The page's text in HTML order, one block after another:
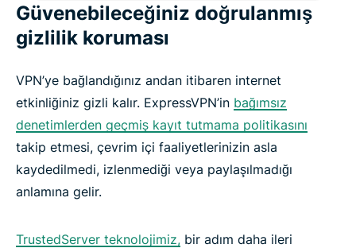
Güvenebileceğiniz doğrulanmış
gizlilik koruması
VPN’ye bağlandığınız andan itibaren internet
etkinliğiniz gizli kalır. ExpressVPN’in bağımsız
denetimlerden geçmiş kayıt tutmama politikasını
takip etmesi, çevrim içi faaliyetlerinizin asla
kaydedilmedi, izlenmediği veya paylaşılmadığı
anlamına gelir.
TrustedServer teknolojimiz, bir adım daha ileri